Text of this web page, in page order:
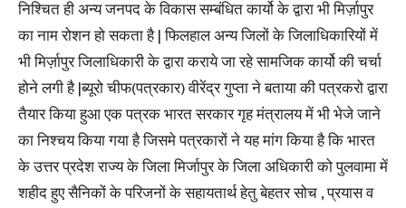
निश्चित ही अन्य जनपद के विकास सम्बंधित कार्यो के द्वारा भी मिर्ज़ापुर
का नाम रोशन हो सकता है | फिलहाल अन्य जिलों के जिलाधिकारियों में
भी मिर्ज़ापुर जिलाधिकारी के द्वारा कराये जा रहे सामजिक कार्यो की चर्चा
होने लगी है |ब्यूरो चीफ(पत्रकार) वीरेंद्र गुप्ता ने बताया की पत्रकरो द्वारा
तैयार किया हुआ एक पत्रक भारत सरकार गृह मंत्रालय में भी भेजे जाने
का निश्चय किया गया है जिसमे पत्रकारों ने यह मांग किया है कि भारत
के उत्तर प्रदेश राज्य के जिला मिर्जापुर के जिला अधिकारी को पुलवामा में
शहीद हुए सैनिकों के परिजनों के सहायतार्थ हेतु बेहतर सोच , प्रयास व